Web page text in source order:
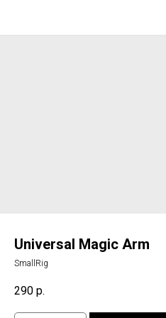
Universal Magic Arm
SmallRig
290 р.